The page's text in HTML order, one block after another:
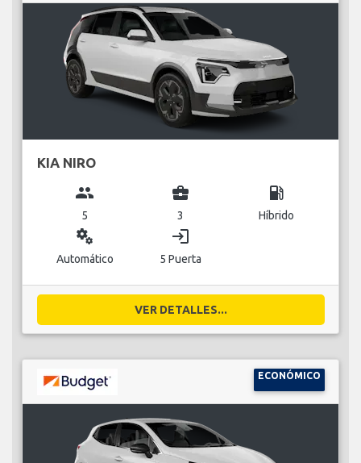
KIA NIRO
group
5
business_center
3
local_gas_station
Híbrido
miscellaneous_services
Automático
login
5 Puerta
VER DETALLES...
ECONÓMICO